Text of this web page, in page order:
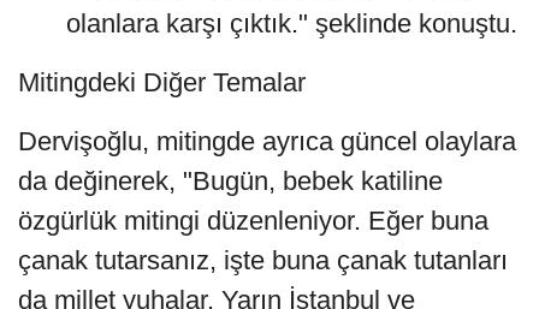
olanlara karşı çıktık." şeklinde konuştu.
Mitingdeki Diğer Temalar
Dervişoğlu, mitingde ayrıca güncel olaylara
da değinerek, "Bugün, bebek katiline
özgürlük mitingi düzenleniyor. Eğer buna
çanak tutarsanız, işte buna çanak tutanları
da millet yuhalar. Yarın İstanbul ve